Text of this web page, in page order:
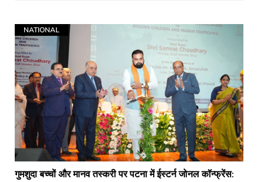
NATIONAL
गुमशुदा बच्चों और मानव तस्करी पर पटना में ईस्टर्न जोनल कॉन्फ्रेंस: